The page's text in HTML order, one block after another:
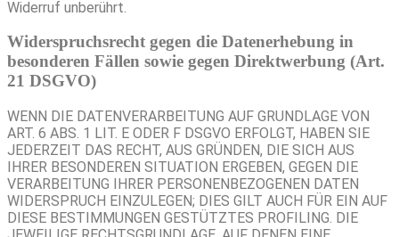
Widerruf unberührt.
Widerspruchsrecht gegen die Datenerhebung in
besonderen Fällen sowie gegen Direktwerbung (Art.
21 DSGVO)
WENN DIE DATENVERARBEITUNG AUF GRUNDLAGE VON
ART. 6 ABS. 1 LIT. E ODER F DSGVO ERFOLGT, HABEN SIE
JEDERZEIT DAS RECHT, AUS GRÜNDEN, DIE SICH AUS
IHRER BESONDEREN SITUATION ERGEBEN, GEGEN DIE
VERARBEITUNG IHRER PERSONENBEZOGENEN DATEN
WIDERSPRUCH EINZULEGEN; DIES GILT AUCH FÜR EIN AUF
DIESE BESTIMMUNGEN GESTÜTZTES PROFILING. DIE